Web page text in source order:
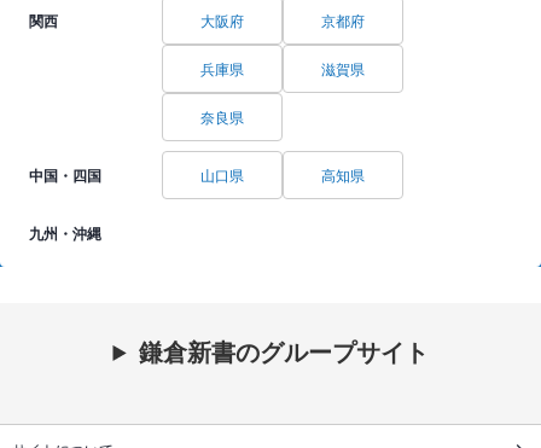
関西 大阪府 京都府
兵庫県 滋賀県
奈良県
中国・四国 山口県 高知県
九州・沖縄
鎌倉新書のグループサイト